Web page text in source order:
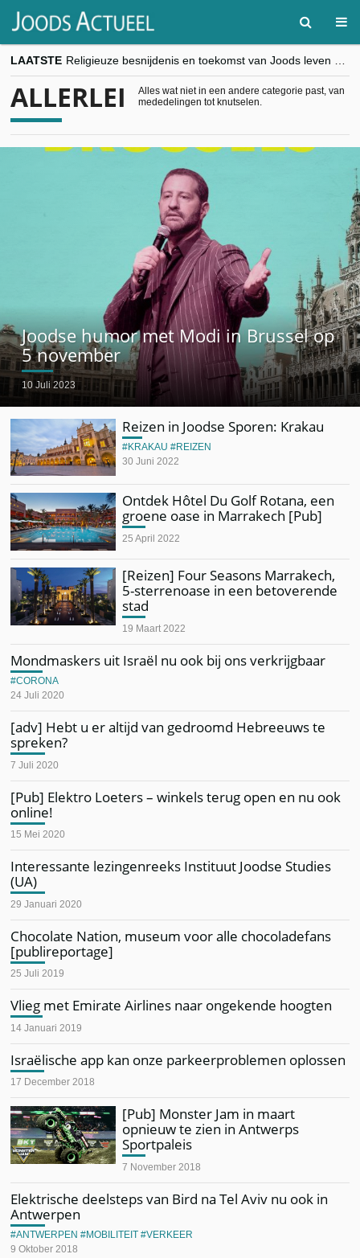
LAATSTE
“Besnijdenisdebat toont hoe moeilijk seculiere Westen minderheden begrijpt”, Jinnih Beels (Vooruit)
CITYTRIP | ROEMENIË – Boekarest: de verrassing van Oost-Europa
ALLERLEI
Alles wat niet in een andere categorie past, van
mededelingen tot knutselen.
Joodse humor met Modi in Brussel op
5 november
10 Juli 2023
Reizen in Joodse Sporen: Krakau
30 Juni 2022
KRAKAU REIZEN
Ontdek Hôtel Du Golf Rotana, een
groene oase in Marrakech [Pub]
25 April 2022
[Reizen] Four Seasons Marrakech,
5-sterrenoase in een betoverende
stad
19 Maart 2022
Mondmaskers uit Israël nu ook bij ons verkrijgbaar
24 Juli 2020
CORONA
[adv] Hebt u er altijd van gedroomd Hebreeuws te
spreken?
7 Juli 2020
[Pub] Elektro Loeters – winkels terug open en nu ook
online!
15 Mei 2020
Interessante lezingenreeks Instituut Joodse Studies
(UA)
29 Januari 2020
Chocolate Nation, museum voor alle chocoladefans
[publireportage]
25 Juli 2019
Vlieg met Emirate Airlines naar ongekende hoogten
14 Januari 2019
Israëlische app kan onze parkeerproblemen oplossen
17 December 2018
[Pub] Monster Jam in maart
opnieuw te zien in Antwerps
Sportpaleis
7 November 2018
Elektrische deelsteps van Bird na Tel Aviv nu ook in
Antwerpen
9 Oktober 2018
ANTWERPEN MOBILITEIT VERKEER